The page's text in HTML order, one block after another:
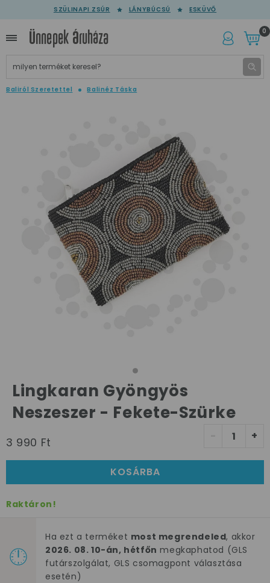
SZÜLINAPI ZSÚR LÁNYBÚCSÚ ESKÜVŐ
0
Baliról Szeretettel Balinéz Táska
Lingkaran Gyöngyös
Neszeszer - Fekete-Szürke
3 990 Ft +
KOSÁRBA
Raktáron!
Ha ezt a terméket most megrendeled, akkor
2026. 08. 10-án, hétfőn megkaphatod (GLS
futárszolgálat, GLS csomagpont választása
esetén)